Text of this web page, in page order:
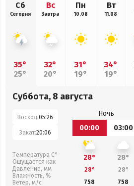
Сб
Сегодня
35°
25°
Вс
Завтра
32°
20°
Пн
10.08
31°
19°
Вт
11.08
34°
19°
Суббота, 8 августа
Восход:05:26
Закат:20:06
Температура С°
Ощущается как
Давление, мм
Влажность, %
Ветер, м/с
Ночь
00:00
03:00
28° 28°
28° 28°
758
758